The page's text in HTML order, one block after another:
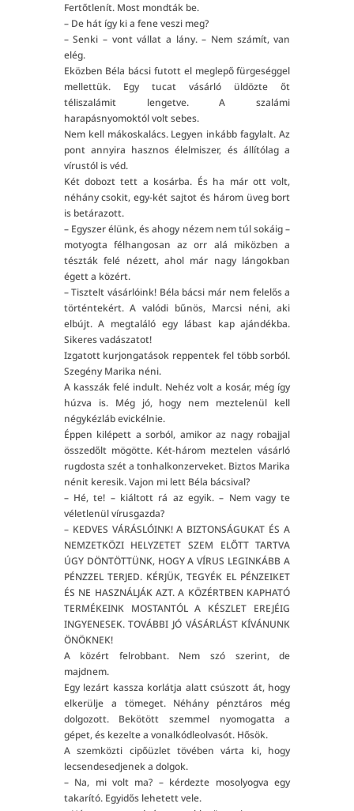
Fertőtlenít. Most mondták be.
– De hát így ki a fene veszi meg?
– Senki – vont vállat a lány. – Nem számít, van
elég.
Eközben Béla bácsi futott el meglepő fürgeséggel
mellettük. Egy tucat vásárló üldözte őt
téliszalámit lengetve. A szalámi
harapásnyomoktól volt sebes.
Nem kell mákoskalács. Legyen inkább fagylalt. Az
pont annyira hasznos élelmiszer, és állítólag a
vírustól is véd.
Két dobozt tett a kosárba. És ha már ott volt,
néhány csokit, egy-két sajtot és három üveg bort
is betárazott.
– Egyszer élünk, és ahogy nézem nem túl sokáig –
motyogta félhangosan az orr alá miközben a
tészták felé nézett, ahol már nagy lángokban
égett a közért.
– Tisztelt vásárlóink! Béla bácsi már nem felelős a
történtekért. A valódi bűnös, Marcsi néni, aki
elbújt. A megtaláló egy lábast kap ajándékba.
Sikeres vadászatot!
Izgatott kurjongatások reppentek fel több sorból.
Szegény Marika néni.
A kasszák felé indult. Nehéz volt a kosár, még így
húzva is. Még jó, hogy nem meztelenül kell
négykézláb evickélnie.
Éppen kilépett a sorból, amikor az nagy robajjal
összedőlt mögötte. Két-három meztelen vásárló
rugdosta szét a tonhalkonzerveket. Biztos Marika
nénit keresik. Vajon mi lett Béla bácsival?
– Hé, te! – kiáltott rá az egyik. – Nem vagy te
véletlenül vírusgazda?
– KEDVES VÁRÁSLÓINK! A BIZTONSÁGUKAT ÉS A
NEMZETKÖZI HELYZETET SZEM ELŐTT TARTVA
ÚGY DÖNTÖTTÜNK, HOGY A VÍRUS LEGINKÁBB A
PÉNZZEL TERJED. KÉRJÜK, TEGYÉK EL PÉNZEIKET
ÉS NE HASZNÁLJÁK AZT. A KÖZÉRTBEN KAPHATÓ
TERMÉKEINK MOSTANTÓL A KÉSZLET EREJÉIG
INGYENESEK. TOVÁBBI JÓ VÁSÁRLÁST KÍVÁNUNK
ÖNÖKNEK!
A közért felrobbant. Nem szó szerint, de
majdnem.
Egy lezárt kassza korlátja alatt csúszott át, hogy
elkerülje a tömeget. Néhány pénztáros még
dolgozott. Bekötött szemmel nyomogatta a
gépet, és kezelte a vonalkódleolvasót. Hősök.
A szemközti cipőüzlet tövében várta ki, hogy
lecsendesedjenek a dolgok.
– Na, mi volt ma? – kérdezte mosolyogva egy
takarító. Egyidős lehetett vele.